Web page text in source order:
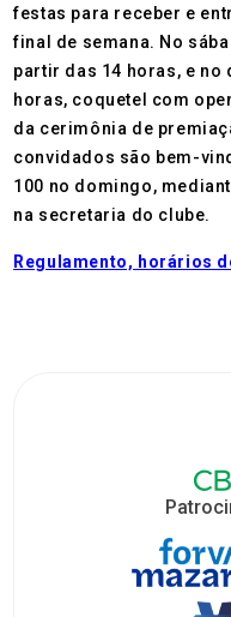
festas para receber e
final de semana. No
partir das 14 horas, e no
horas, coquetel com
da cerimônia de
convidados são bem-
100 no domingo,
na secretaria do clube.
Regulamento, horários